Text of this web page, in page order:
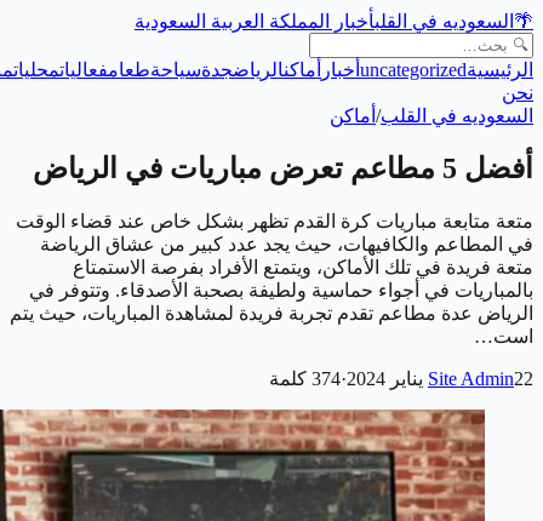
🌴 السعوديه في القلبأخبار المملكة العربية السعودية
الرئيسيةuncategorized أخبار أماكنالرياضجدةسياحةطعامفعالياتمحليات
نحن
السعوديه في القلب/ أماكن
أفضل 5 مطاعم تعرض مباريات في الرياض
متعة متابعة مباريات كرة القدم تظهر بشكل خاص عند قضاء الوقت
في المطاعم والكافيهات، حيث يجد عدد كبير من عشاق الرياضة
متعة فريدة في تلك الأماكن، ويتمتع الأفراد بفرصة الاستمتاع
بالمباريات في أجواء حماسية ولطيفة بصحبة الأصدقاء. وتتوفر في
الرياض عدة مطاعم تقدم تجربة فريدة لمشاهدة المباريات، حيث يتم
است…
Site Admin22 يناير 2024 ·
374 كلمة